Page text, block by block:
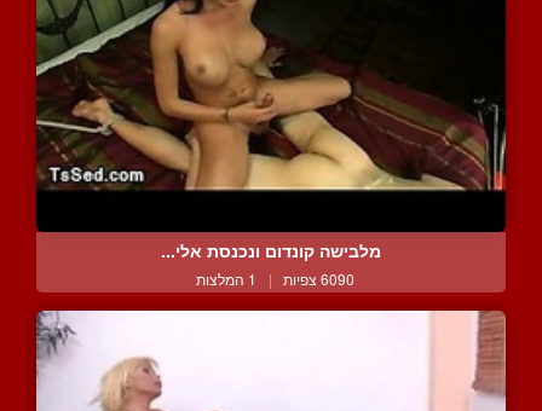
מלבישה קונדום ונכנסת אלי...
6090 צפיות | 1 המלצות